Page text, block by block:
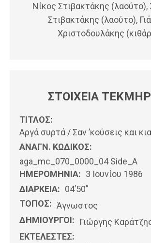
Νίκος Στιβακτάκης
Στιβακτάκης (λαούτο),
Χριστοδουλάκης
ΣΤΟΙΧΕΙΑ
ΤΙΤΛΟΣ:
Αργά συρτά / Σαν ’κούσεις και
ΑΝΑΓΝ. ΚΩΔΙΚΟΣ:
aga_mc_070_0000_04 Side_A
ΗΜΕΡΟΜΗΝΊΑ: 3 Ιουνίου 1986
ΔΙΑΡΚΕΙΑ: 04’50”
ΤΟΠΟΣ: Άγνωστος
ΔΗΜΙΟΥΡΓΟΙ:
Γιώργης
ΕΚΤΕΛΕΣΤΕΣ: